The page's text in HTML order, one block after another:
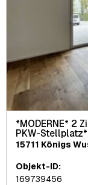
*MODERNE* 2
PKW-Stellplatz*
15711 Königs
Objekt-ID:
169739456